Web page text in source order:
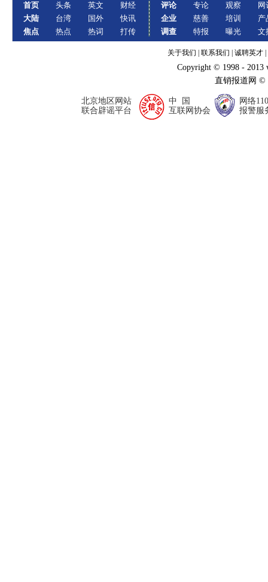
首页
大陆
焦点
头条
台湾
热点
英文
国外
热词
财经
快讯
打传
评论
企业
调查
专论
慈善
特报
观察
培训
曝光
网
产
文
关于我们 联系我们 诚聘英才
Copyright © 1998 - 2013
直销报道网
北京地区网站
联合辟谣平台
中 国
互联网协会
网络110
报警服